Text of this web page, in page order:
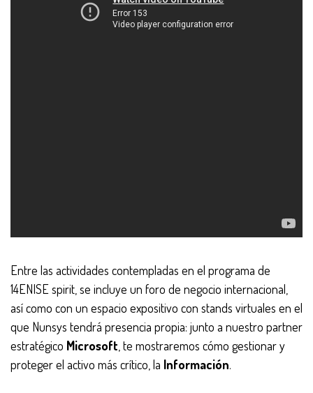
Entre las actividades contempladas en el programa de
14ENISE spirit, se incluye un foro de negocio internacional,
así como con un espacio expositivo con stands virtuales en el
que Nunsys tendrá presencia propia: junto a nuestro partner
estratégico Microsoft , te mostraremos cómo gestionar y
proteger el activo más crítico, la Información.